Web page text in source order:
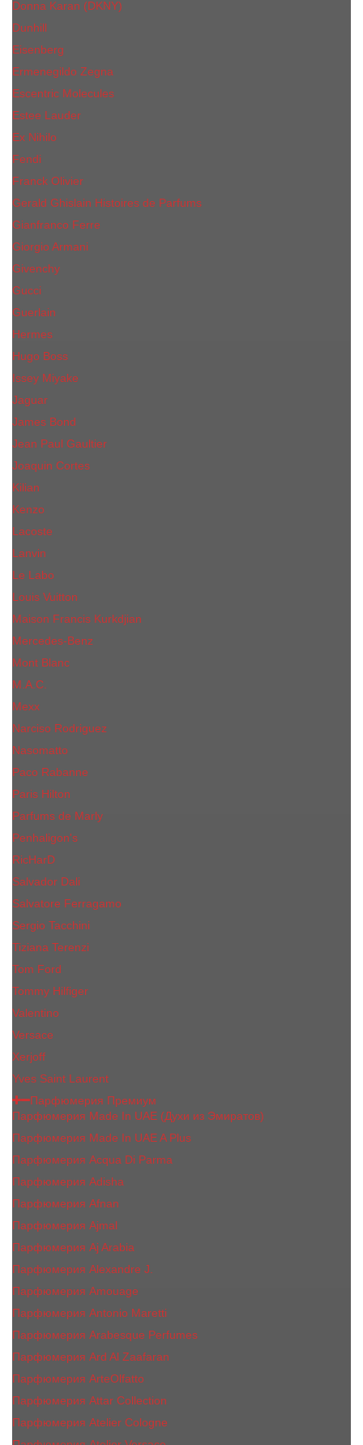
Donna Karan (DKNY)
Dunhill
Eisenberg
Ermenegildo Zegna
Escentric Molecules
Еsteе Lаudеr
Ex Nihilo
Fendi
Franck Olivier
Gerald Ghislain Histoires de Parfums
Gianfranco Ferre
Giorgio Armani
Givenchy
Gucci
Guerlain
Hermes
Hugo Boss
Issey Miyake
Jaguar
James Bond
Jean Paul Gaultier
Joaquin Сortes
Kilian
Kenzo
Lacoste
Lanvin
Le Labo
Louis Vuitton
Maison Francis Kurkdjian
Mercedes-Benz
Mont Blanc
M.А.C.
Mexx
Narciso Rodriguez
Nasomatto
Paco Rabanne
Paris Hilton
Parfums de Marly
Penhaligon​'s
RicHarD
Salvador Dali
Salvatore Ferragamo
Sergio Tacchini
Tiziana Terenzi
Tom Ford
Tommy Hilfiger
Valentino
Versace
Xerjoff
Yves Saint Laurent
Парфюмерия Премиум
Парфюмерия Made In UAE (Духи из Эмиратов)
Парфюмерия Made In UAE A Plus
Парфюмерия Acqua Di Parma
Парфюмерия Adisha
Парфюмерия Afnan
Парфюмерия Ajmal
Парфюмерия Aj Arabia
Парфюмерия Alexandre J.
Парфюмерия Amouage
Парфюмерия Antonio Maretti
Парфюмерия Arabesque Perfumes
Парфюмерия Ard Al Zaafaran
Парфюмерия ArteOlfatto
Парфюмерия Attar Collection
Парфюмерия Atelier Cologne